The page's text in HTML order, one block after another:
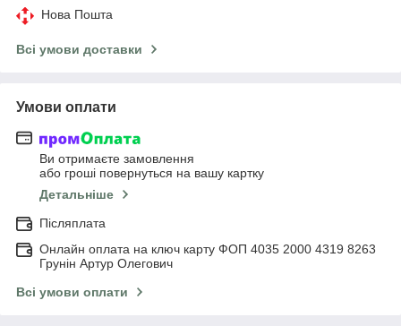
Нова Пошта
Всі умови доставки
Умови оплати
Ви отримаєте замовлення
або гроші повернуться на вашу картку
Детальніше
Післяплата
Онлайн оплата на ключ карту ФОП 4035 2000 4319 8263
Грунін Артур Олегович
Всі умови оплати